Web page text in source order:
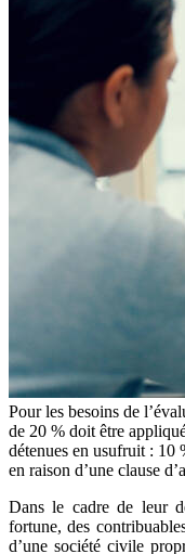
Pour les besoins de
de 20 % doit être
détenues en usufruit : 10
en raison d’une clause
Dans le cadre de leur
fortune, des
d’une société civile